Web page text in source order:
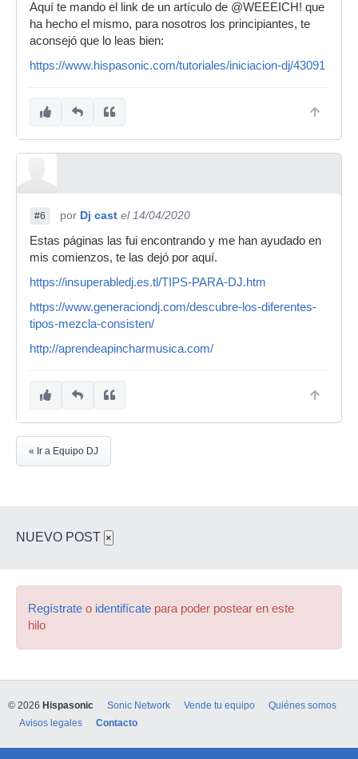
Aquí te mando el link de un artículo de @WEEEICH! que
ha hecho el mismo, para nosotros los principiantes, te
aconsejó que lo leas bien:
https://www.hispasonic.com/tutoriales/iniciacion-dj/43091
#6 por Dj cast el 14/04/2020
Estas páginas las fui encontrando y me han ayudado en
mis comienzos, te las dejó por aquí.
https://insuperabledj.es.tl/TIPS-PARA-DJ.htm
https://www.generaciondj.com/descubre-los-diferentes-
tipos-mezcla-consisten/
http://aprendeapincharmusica.com/
« Ir a Equipo DJ
NUEVO POST ×
Regístrate o identifícate para poder postear en este
hilo
© 2026 Hispasonic Sonic Network Vende tu equipo
Quiénes somos
Avisos legales
Contacto